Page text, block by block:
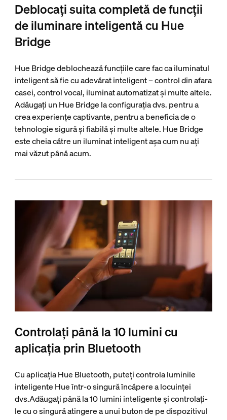
Deblocați suita completă de funcții
de iluminare inteligentă cu Hue
Bridge
Hue Bridge deblochează funcțiile care fac ca iluminatul
inteligent să fie cu adevărat inteligent – control din afara
casei, control vocal, iluminat automatizat și multe altele.
Adăugați un Hue Bridge la configurația dvs. pentru a
crea experiențe captivante, pentru a beneficia de o
tehnologie sigură și fiabilă și multe altele. Hue Bridge
este cheia către un iluminat inteligent așa cum nu ați
mai văzut până acum.
Controlați până la 10 lumini cu
aplicația prin Bluetooth
Cu aplicația Hue Bluetooth, puteți controla luminile
inteligente Hue într-o singură încăpere a locuinței
dvs.Adăugați până la 10 lumini inteligente și controlați-
le cu o singură atingere a unui buton de pe dispozitivul